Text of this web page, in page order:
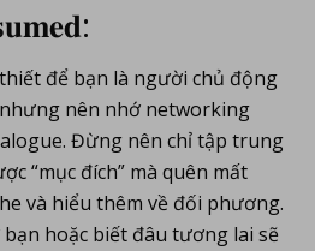
để bạn là người chủ động
nên nhớ networking
Đừng nên chỉ tập trung
“mục đích” mà quên mất
và hiểu thêm về đối phương.
hoặc biết đâu tương lai sẽ